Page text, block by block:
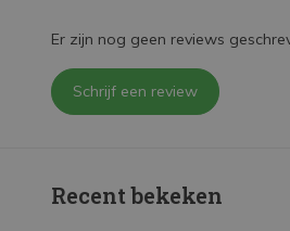
Er zijn nog geen reviews
Schrijf een review
Recent bekeken